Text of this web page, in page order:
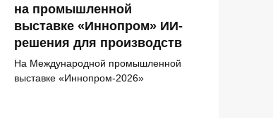
на промышленной
выставке «Иннопром» ИИ-
решения для производств
На Международной промышленной
выставке «Иннопром-2026»